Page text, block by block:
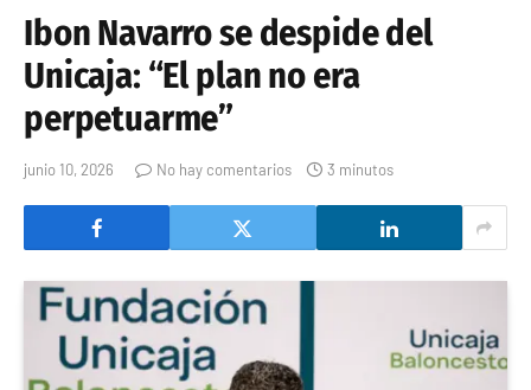
Ibon Navarro se despide del
Unicaja: “El plan no era
perpetuarme”
junio 10, 2026 No hay comentarios 3 minutos